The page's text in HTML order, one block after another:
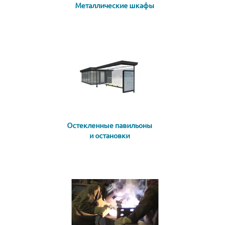
Металлические шкафы
Остекленные павильоны
и остановки